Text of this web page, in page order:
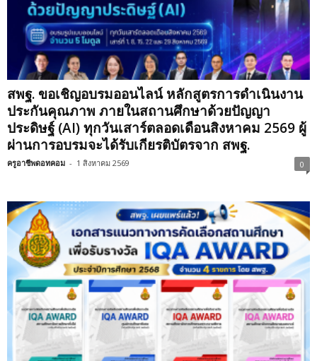
สพฐ. ขอเชิญอบรมออนไลน์ หลักสูตรการดำเนินงาน
ประกันคุณภาพ ภายในสถานศึกษาด้วยปัญญา
ประดิษฐ์ (AI) ทุกวันเสาร์ตลอดเดือนสิงหาคม 2569 ผู้
ผ่านการอบรมจะได้รับเกียรติบัตรจาก สพฐ.
ครูอาชีพดอทคอม - 1 สิงหาคม 2569 0